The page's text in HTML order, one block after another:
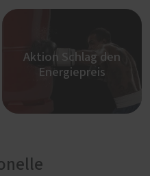
Aktion Schlag den
Energiepreis